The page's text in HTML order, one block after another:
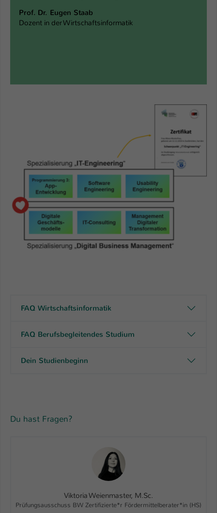
Prof. Dr. Eugen Staab
Dozent in der Wirtschaftsinformatik
FAQ Wirtschaftsinformatik
FAQ Berufsbegleitendes Studium
Dein Studienbeginn
Du hast Fragen?
Viktoria Weienmaster, M.Sc.
Prüfungsausschuss BW Zertifizierte*r Fördermittelberater*in (HS)